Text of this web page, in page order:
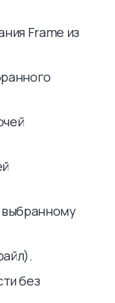
Frame из
выбранному
без